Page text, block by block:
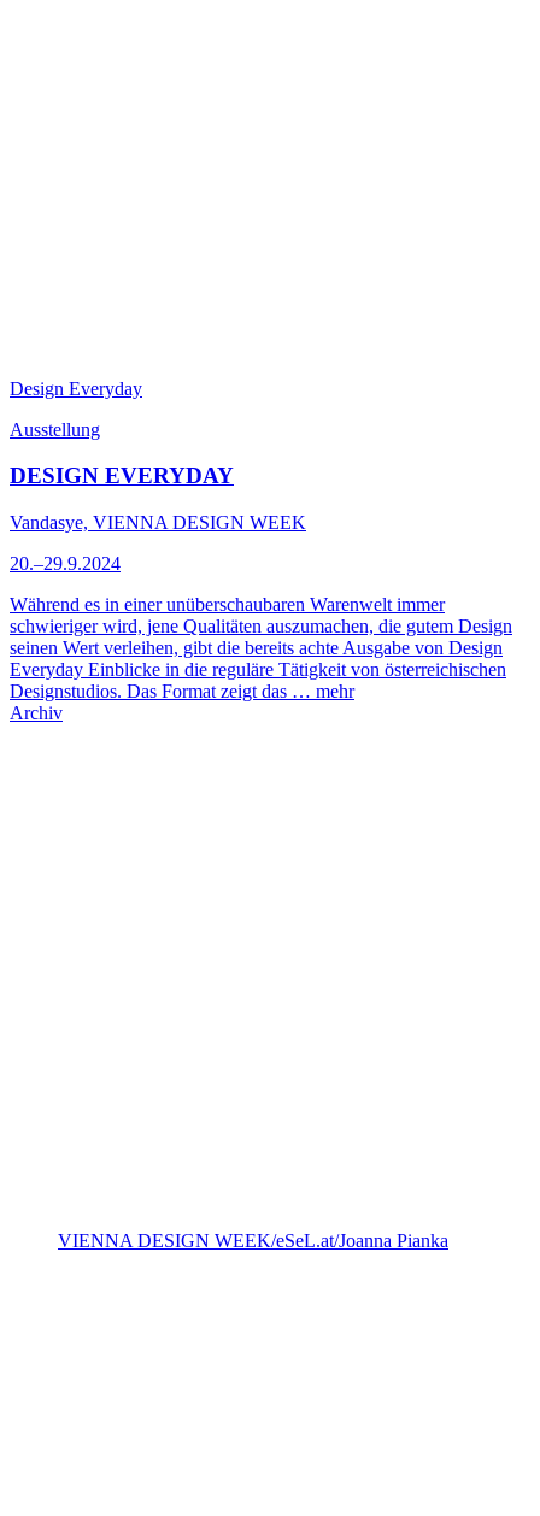
Design Everyday
Ausstellung
DESIGN EVERYDAY
Vandasye, VIENNA DESIGN WEEK
20.–29.9.2024
Während es in einer unüberschaubaren Warenwelt immer
schwieriger wird, jene Qualitäten auszumachen, die gutem Design
seinen Wert verleihen, gibt die bereits achte Ausgabe von Design
Everyday Einblicke in die reguläre Tätigkeit von österreichischen
Designstudios. Das Format zeigt das … mehr
Archiv
VIENNA DESIGN WEEK/eSeL.at/Joanna Pianka